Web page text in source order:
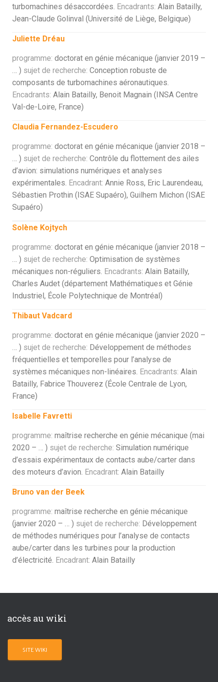
turbomachines désaccordées. Encadrants: Alain Batailly,
Jean-Claude Golinval (Université de Liège, Belgique)
Juliette Dréau
programme: doctorat en génie mécanique (janvier 2019 –
… ) sujet de recherche: Conception robuste de
composants de turbomachines aéronautiques.
Encadrants: Alain Batailly, Benoit Magnain (INSA Centre
Val-de-Loire, France)
Claudia Fernandez-Escudero
programme: doctorat en génie mécanique (janvier 2018 –
… ) sujet de recherche: Contrôle du flottement des ailes
d’avion: simulations numériques et analyses
expérimentales. Encadrant: Annie Ross, Eric Laurendeau,
Sébastien Prothin (ISAE Supaéro), Guilhem Michon (ISAE
Supaéro)
Solène Kojtych
programme: doctorat en génie mécanique (janvier 2018 –
… ) sujet de recherche: Optimisation de systèmes
mécaniques non-réguliers. Encadrants: Alain Batailly,
Charles Audet (département Mathématiques et Génie
Industriel, École Polytechnique de Montréal)
Thibaut Vadcard
programme: doctorat en génie mécanique (janvier 2020 –
… ) sujet de recherche: Développement de méthodes
fréquentielles et temporelles pour l’analyse de
systèmes mécaniques non-linéaires. Encadrants: Alain
Batailly, Fabrice Thouverez (École Centrale de Lyon,
France)
Isabelle Favretti
programme: maîtrise recherche en génie mécanique (mai
2020 – … ) sujet de recherche: Simulation numérique
d’essais expérimentaux de contacts aube/carter dans
des moteurs d’avion. Encadrant: Alain Batailly
Bruno van der Beek
programme: maîtrise recherche en génie mécanique
(janvier 2020 – … ) sujet de recherche: Développement
de méthodes numériques pour l’analyse de contacts
aube/carter dans les turbines pour la production
d’électricité. Encadrant: Alain Batailly
accès au wiki